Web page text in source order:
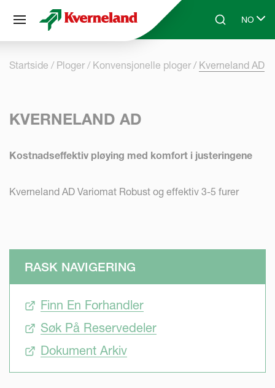
Skip to main contentSearchNO
Select
Startside Ploger Konvensjonelle ploger Kverneland AD
KVERNELAND AD
Kostnadseffektiv pløying med komfort i justeringene
Kverneland AD Variomat Robust og effektiv 3-5 furer
RASK NAVIGERING
Finn En Forhandler
Søk På Reservedeler
Dokument Arkiv
Panel for informasjonskapsler